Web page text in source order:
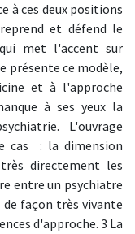
à ces deux positions
et défend le
met l'accent sur
présente ce modèle,
et à l'approche
à ses yeux la
L'ouvrage
cas : la dimension
directement les
entre un psychiatre
façon très vivante
d'approche. 3 La